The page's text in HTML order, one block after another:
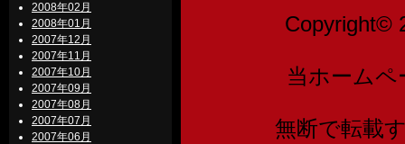
2008年02月
2008年01月
2007年12月
2007年11月
2007年10月
2007年09月
2007年08月
2007年07月
2007年06月
Copyright©
当ホーム
無断で転載